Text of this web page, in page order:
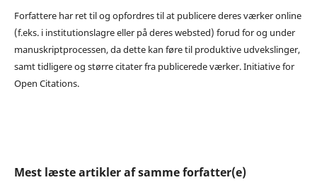
Forfattere har ret til og opfordres til at publicere deres værker online
(f.eks. i institutionslagre eller på deres websted) forud for og under
manuskriptprocessen, da dette kan føre til produktive udvekslinger,
samt tidligere og større citater fra publicerede værker. Initiative for
Open Citations.
Mest læste artikler af samme forfatter(e)